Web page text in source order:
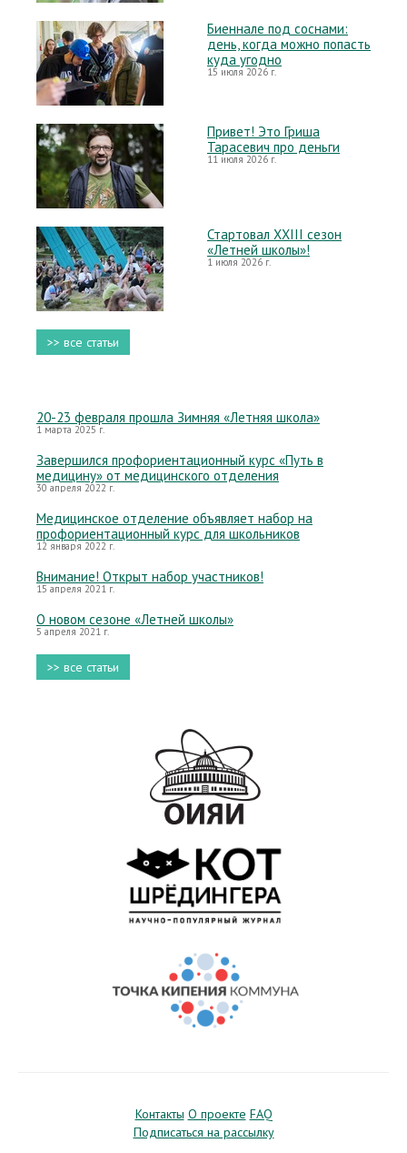
Биеннале под соснами:
день, когда можно попасть
куда угодно
15 июля 2026 г.
Привет! Это Гриша
Тарасевич про деньги
11 июля 2026 г.
Стартовал XXIII сезон
«Летней школы»!
1 июля 2026 г.
>> все статьи
20-23 февраля прошла Зимняя «Летняя школа»
1 марта 2025 г.
Завершился профориентационный курс «Путь в
медицину» от медицинского отделения
30 апреля 2022 г.
Медицинское отделение объявляет набор на
профориентационный курс для школьников
12 января 2022 г.
Внимание! Открыт набор участников!
15 апреля 2021 г.
О новом сезоне «Летней школы»
5 апреля 2021 г.
>> все статьи
Контакты О проекте FAQ
Подписаться на рассылку